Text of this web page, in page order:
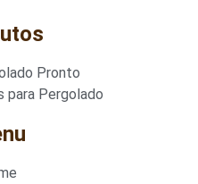
Pronto
para Pergolado